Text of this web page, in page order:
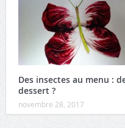
Des insectes au menu :
dessert ?
novembre 28, 2017